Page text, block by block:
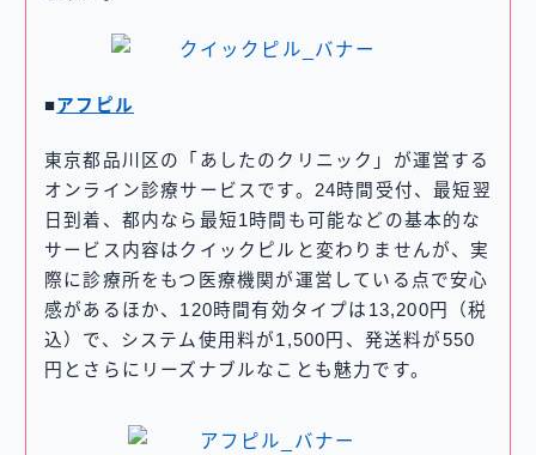
■アフピル
東京都品川区の「あしたのクリニック」が運営する
オンライン診療サービスです。24時間受付、最短翌
日到着、都内なら最短1時間も可能などの基本的な
サービス内容はクイックピルと変わりませんが、実
際に診療所をもつ医療機関が運営している点で安心
感があるほか、120時間有効タイプは13,200円（税
込）で、システム使用料が1,500円、発送料が550
円とさらにリーズナブルなことも魅力です。